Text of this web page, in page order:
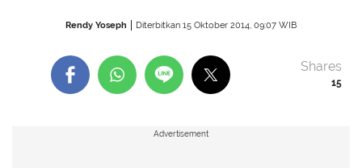
Rendy Yoseph Diterbitkan 15 Oktober 2014, 09:07 WIB
15
Shares
Advertisement